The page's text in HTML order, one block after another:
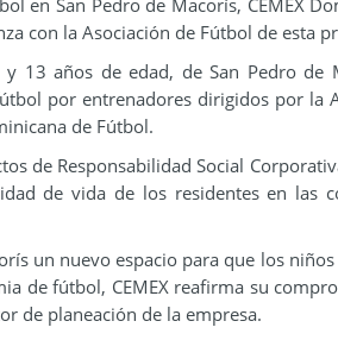
en San Pedro de Macorís, CEMEX
con la Asociación de Fútbol de esta
13 años de edad, de San Pedro de
por entrenadores dirigidos por la
de Fútbol.
de Responsabilidad Social
de vida de los residentes en las
un nuevo espacio para que los
de fútbol, CEMEX reafirma su
de planeación de la empresa.